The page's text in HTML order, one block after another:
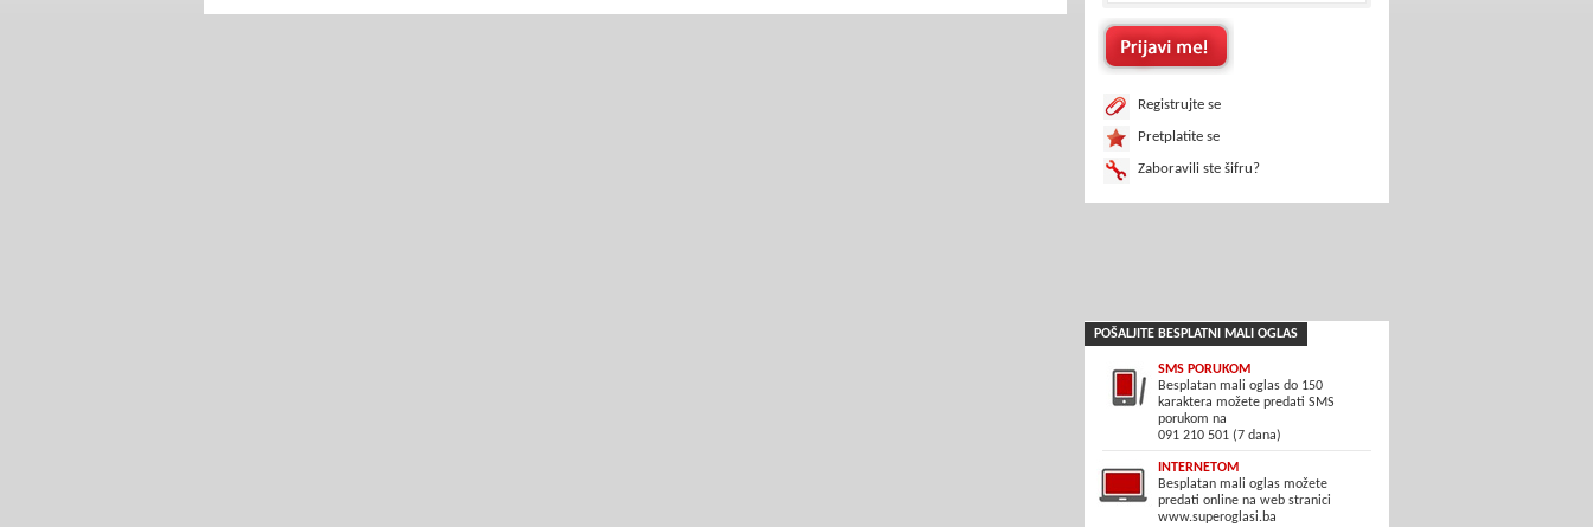
Registrujte se
Pretplatite se
Zaboravili ste šifru?
POŠALJITE BESPLATNI MALI OGLAS
SMS PORUKOM
Besplatan mali oglas do 150
karaktera možete predati SMS
porukom na
091 210 501 (7 dana)
INTERNETOM
Besplatan mali oglas možete
predati online na web stranici
www.superoglasi.ba